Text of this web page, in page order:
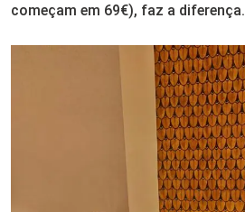
começam em 69€), faz a diferença.